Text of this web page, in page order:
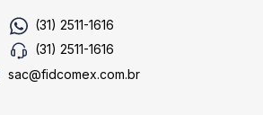
(31) 2511-1616
(31) 2511-1616
sac@fidcomex.com.br